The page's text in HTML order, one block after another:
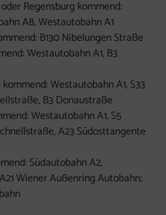
Regensburg kommend:
A8, Westautobahn A1
B130 Nibelungen Straße
Westautobahn A1, B3
Westautobahn A1, S33
B3 Donaustraße
Westautobahn A1, S5
A23 Südosttangente
Südautobahn A2,
Wiener Außenring Autobahn;